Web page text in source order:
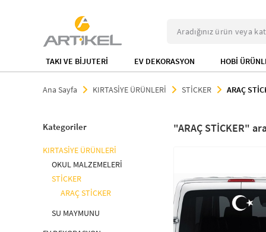
TAKI VE BİJUTERİ EV DEKORASYON HOBİ
Ana Sayfa KIRTASİYE ÜRÜNLERİ STİCKER ARAÇ
Kategoriler
KIRTASİYE ÜRÜNLERİ
OKUL MALZEMELERİ
STİCKER
ARAÇ STİCKER
SU MAYMUNU
ARAÇ STİCKER